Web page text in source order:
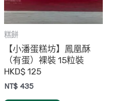
糕餅
【小潘蛋糕坊】鳳凰酥
（有蛋）裸裝 15粒裝
HKD$ 125
NT$ 435